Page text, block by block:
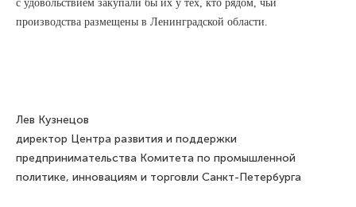
с удовольствием закупали бы их у тех, кто рядом, чьи
производства размещены в Ленинградской области.
Лев Кузнецов
директор Центра развития и поддержки
предпринимательства Комитета по промышленной
политике, инновациям и торговли Санкт-Петербурга